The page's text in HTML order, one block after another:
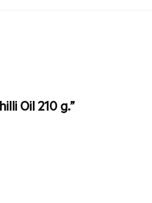
Oil 210 g.”